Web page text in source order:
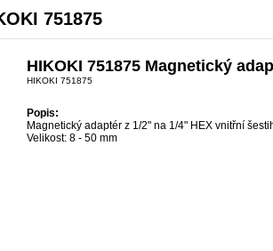
751875
HIKOKI 751875 Magnetický
HIKOKI 751875
Popis:
Magnetický adaptér z 1/2" na 1/4" HEX vnitřní
Velikost: 8 - 50 mm